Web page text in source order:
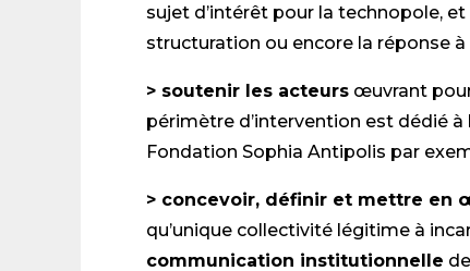
sujet d’intérêt pour la technopole,
structuration ou encore la réponse
> soutenir les acteurs œuvrant
périmètre d’intervention est dédié
Fondation Sophia Antipolis par
> concevoir, définir et mettre en
qu’unique collectivité légitime à
communication institutionnelle